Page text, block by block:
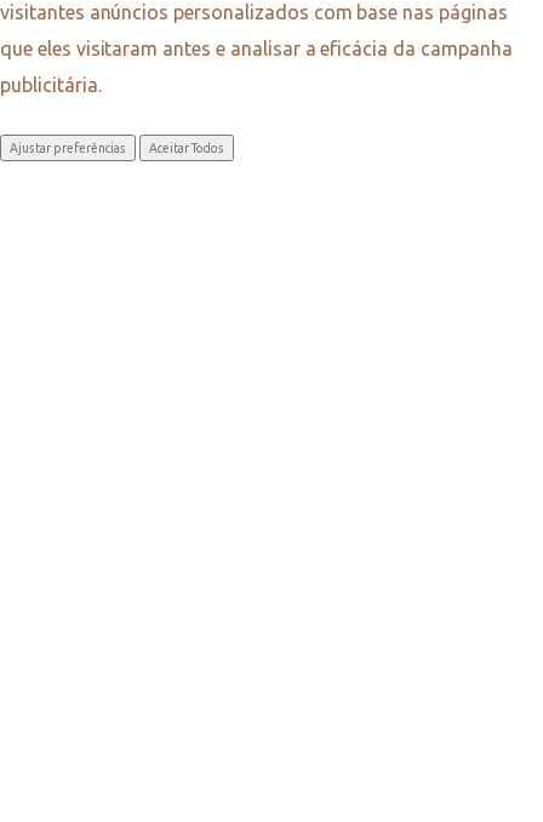
visitantes anúncios personalizados com base nas páginas
que eles visitaram antes e analisar a eficácia da campanha
publicitária.
Ajustar preferências Aceitar Todos